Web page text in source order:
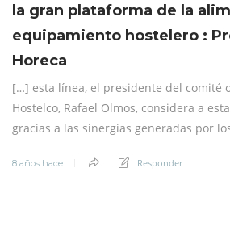
la gran plataforma de la
equipamiento hostelero :
Horeca
[…] esta línea, el presidente del comité
Hostelco, Rafael Olmos, considera a
gracias a las sinergias generadas por
8 años hace Responder